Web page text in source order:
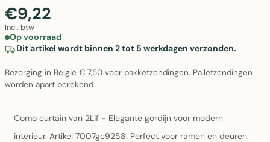
€9,22
Incl. btw
Op voorraad
Dit artikel wordt binnen 2 tot 5 werkdagen verzonden.
Bezorging in België € 7,50 voor pakketzendingen. Palletzendingen
worden apart berekend.
Como curtain van 2Lif - Elegante gordijn voor modern
interieur. Artikel 7007gc9258. Perfect voor ramen en deuren.